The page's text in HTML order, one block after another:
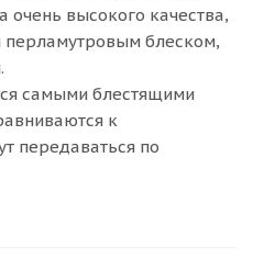
высокого качества,
перламутровым блеском,
самыми блестящими
к
передаваться по